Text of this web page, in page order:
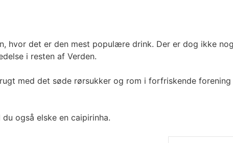
hvor det er den mest populære drink. Der er dog ikke
i resten af Verden.
med det søde rørsukker og rom i forfriskende
du også elske en caipirinha.